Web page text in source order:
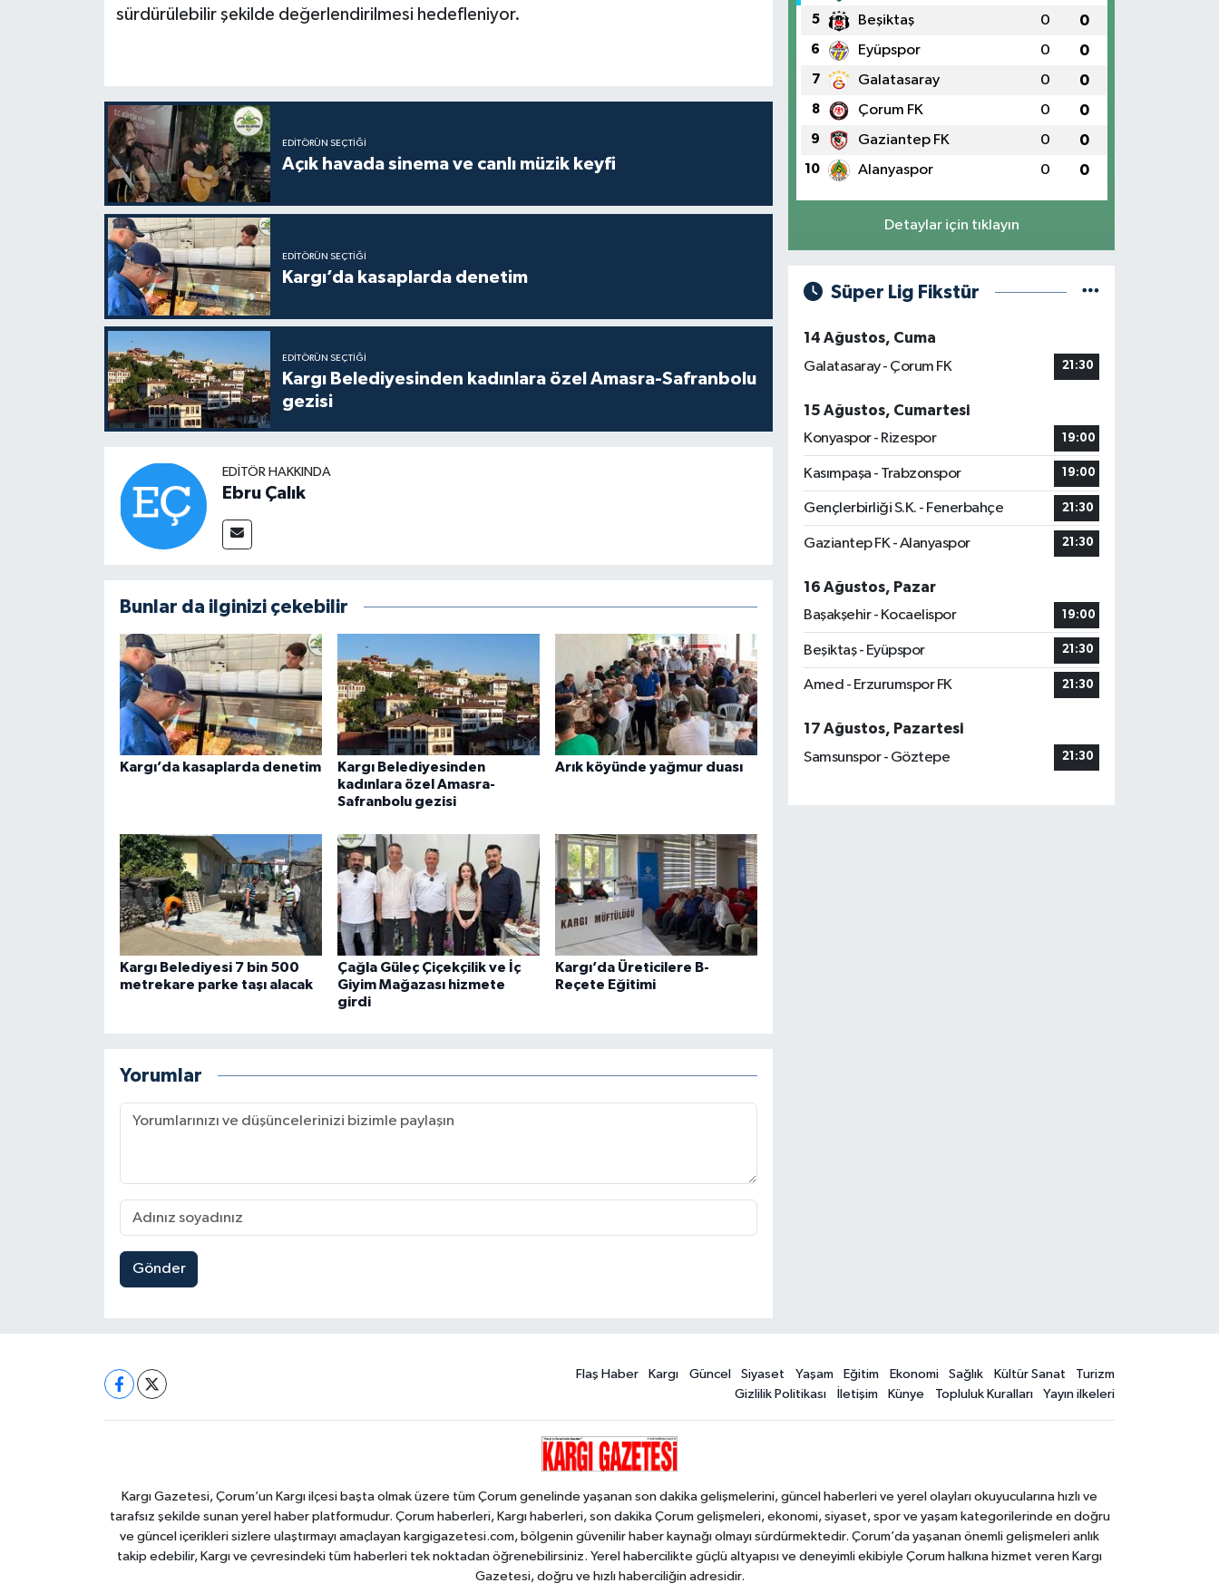
sürdürülebilir şekilde değerlendirilmesi hedefleniyor.
EDITÖRÜN SEÇTIĞI
Açık havada sinema ve canlı müzik keyfi
EDITÖRÜN SEÇTIĞI
Kargı’da kasaplarda denetim
EDITÖRÜN SEÇTIĞI
Kargı Belediyesinden kadınlara özel Amasra-Safranbolu
gezisi
EDITÖR HAKKINDA
Ebru Çalık
Bunlar da ilginizi çekebilir
Kargı’da kasaplarda denetim
Kargı Belediyesinden
kadınlara özel Amasra-
Safranbolu gezisi
Arık köyünde yağmur duası
Kargı Belediyesi 7 bin 500
metrekare parke taşı alacak
Çağla Güleç Çiçekçilik ve İç
Giyim Mağazası hizmete
girdi
Kargı’da Üreticilere B-
Reçete Eğitimi
Yorumlar
Gönder
5 Beşiktaş 0 0
6 Eyüpspor 0 0
7 Galatasaray 0 0
8 Çorum FK 0 0
9 Gaziantep FK 0 0
10 Alanyaspor 0 0
Detaylar için tıklayın
Süper Lig Fikstür
14 Ağustos, Cuma
Galatasaray - Çorum FK
21:30
15 Ağustos, Cumartesi
Konyaspor - Rizespor
19:00
Kasımpaşa - Trabzonspor 19:00
Gençlerbirliği S.K. - Fenerbahçe 21:30
Gaziantep FK - Alanyaspor 21:30
16 Ağustos, Pazar
Başakşehir - Kocaelispor
19:00
Beşiktaş - Eyüpspor 21:30
Amed - Erzurumspor FK 21:30
17 Ağustos, Pazartesi
Samsunspor - Göztepe
21:30
Flaş Haber Kargı Güncel Siyaset Yaşam Eğitim Ekonomi Sağlık Kültür Sanat
Turizm
Gizlilik Politikası
İletişim Künye Topluluk Kuralları Yayın ilkeleri
Kargı Gazetesi, Çorum’un Kargı ilçesi başta olmak üzere tüm Çorum genelinde yaşanan son dakika gelişmelerini, güncel haberleri ve yerel olayları okuyucularına hızlı ve
tarafsız şekilde sunan yerel haber platformudur. Çorum haberleri, Kargı haberleri, son dakika Çorum gelişmeleri, ekonomi, siyaset, spor ve yaşam kategorilerinde en doğru
ve güncel içerikleri sizlere ulaştırmayı amaçlayan kargigazetesi.com, bölgenin güvenilir haber kaynağı olmayı sürdürmektedir. Çorum’da yaşanan önemli gelişmeleri anlık
takip edebilir, Kargı ve çevresindeki tüm haberleri tek noktadan öğrenebilirsiniz. Yerel habercilikte güçlü altyapısı ve deneyimli ekibiyle Çorum halkına hizmet veren Kargı
Gazetesi, doğru ve hızlı haberciliğin adresidir.